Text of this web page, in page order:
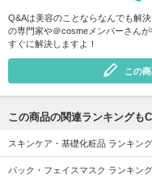
Q&Aは美容のことならなんでも解
の専門家や＠cosmeメンバーさん
すぐに解決しますよ！
この
この商品の関連ランキングも
スキンケア・基礎化粧品 ランキング
パック・フェイスマスク ランキング